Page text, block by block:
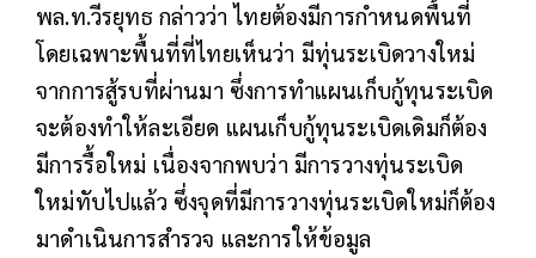
พล.ท.วีรยุทธ กล่าวว่า ไทยต้องมีการกำหนดพื้นที่
โดยเฉพาะพื้นที่ที่ไทยเห็นว่า มีทุ่นระเบิดวางใหม่
จากการสู้รบที่ผ่านมา ซึ่งการทำแผนเก็บกู้ทุนระเบิด
จะต้องทำให้ละเอียด แผนเก็บกู้ทุนระเบิดเดิมก็ต้อง
มีการรื้อใหม่ เนื่องจากพบว่า มีการวางทุ่นระเบิด
ใหม่ทับไปแล้ว ซึ่งจุดที่มีการวางทุ่นระเบิดใหม่ก็ต้อง
มาดำเนินการสำรวจ และการให้ข้อมูล